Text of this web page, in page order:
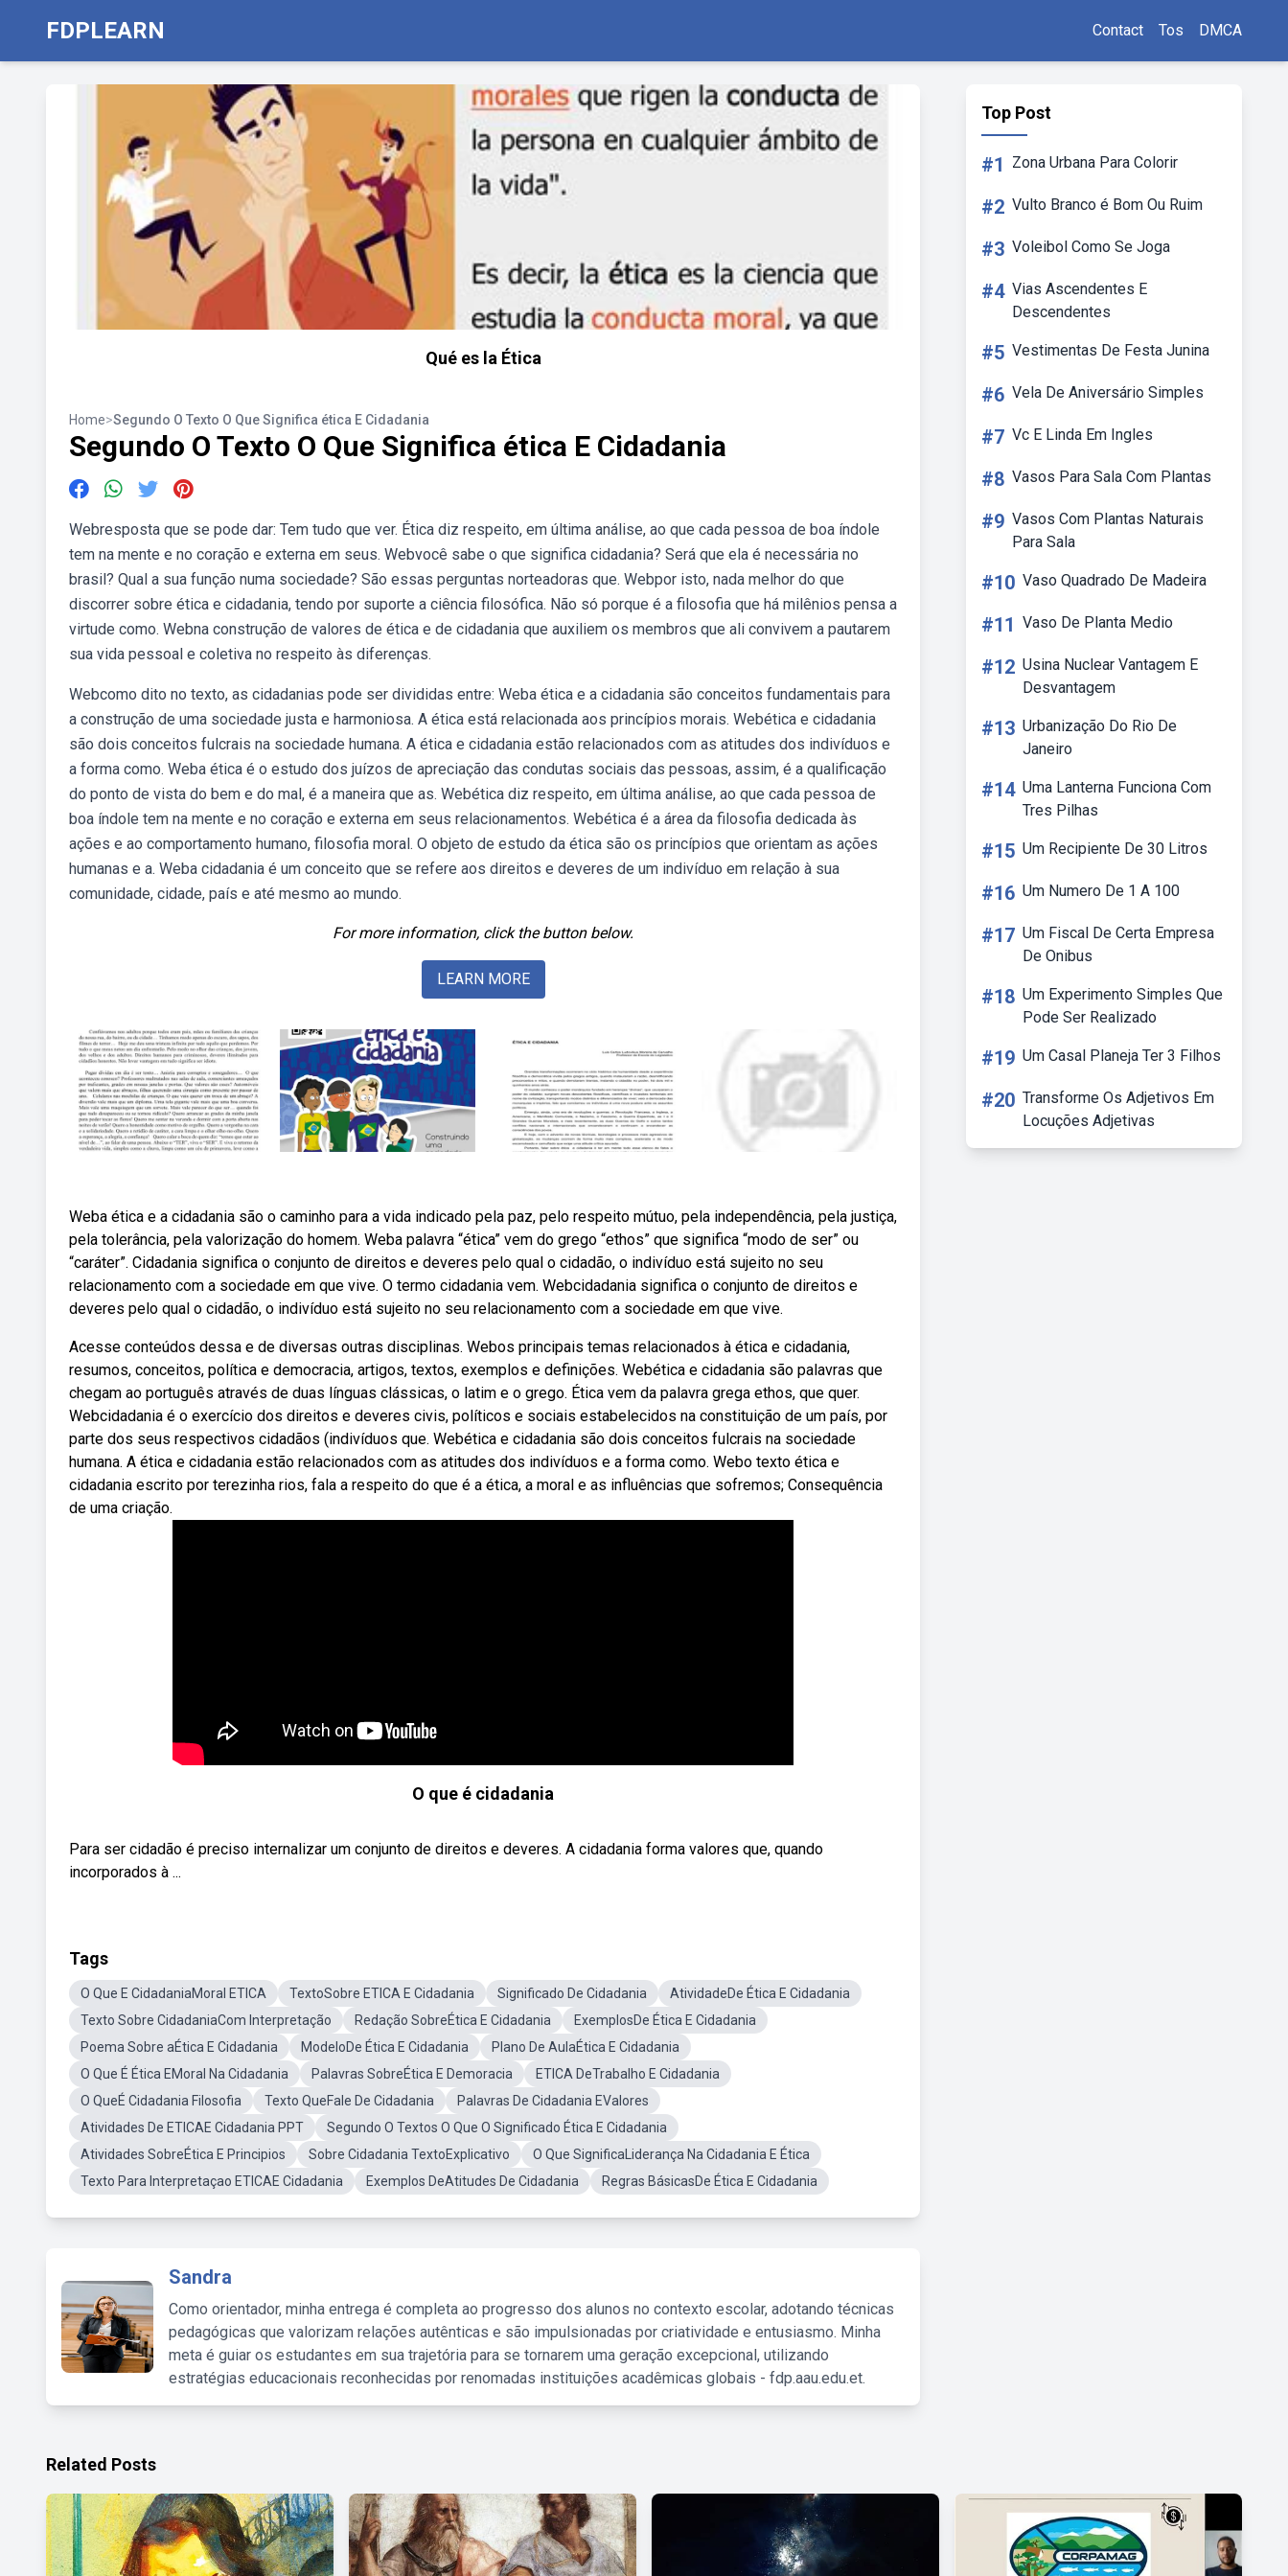
FDPLEARN Contact Tos DMCA
Qué es la Ética
Home>Segundo O Texto O Que Significa ética E Cidadania
Segundo O Texto O Que Significa ética E Cidadania
Webresposta que se pode dar: Tem tudo que ver. Ética diz respeito, em última análise, ao que cada pessoa de boa índole
tem na mente e no coração e externa em seus. Webvocê sabe o que significa cidadania? Será que ela é necessária no
brasil? Qual a sua função numa sociedade? São essas perguntas norteadoras que. Webpor isto, nada melhor do que
discorrer sobre ética e cidadania, tendo por suporte a ciência filosófica. Não só porque é a filosofia que há milênios pensa a
virtude como. Webna construção de valores de ética e de cidadania que auxiliem os membros que ali convivem a pautarem
sua vida pessoal e coletiva no respeito às diferenças.
Webcomo dito no texto, as cidadanias pode ser divididas entre: Weba ética e a cidadania são conceitos fundamentais para
a construção de uma sociedade justa e harmoniosa. A ética está relacionada aos princípios morais. Webética e cidadania
são dois conceitos fulcrais na sociedade humana. A ética e cidadania estão relacionados com as atitudes dos indivíduos e
a forma como. Weba ética é o estudo dos juízos de apreciação das condutas sociais das pessoas, assim, é a qualificação
do ponto de vista do bem e do mal, é a maneira que as. Webética diz respeito, em última análise, ao que cada pessoa de
boa índole tem na mente e no coração e externa em seus relacionamentos. Webética é a área da filosofia dedicada às
ações e ao comportamento humano, filosofia moral. O objeto de estudo da ética são os princípios que orientam as ações
humanas e a. Weba cidadania é um conceito que se refere aos direitos e deveres de um indivíduo em relação à sua
comunidade, cidade, país e até mesmo ao mundo.
For more information, click the button below.
LEARN MORE
Weba ética e a cidadania são o caminho para a vida indicado pela paz, pelo respeito mútuo, pela independência, pela justiça,
pela tolerância, pela valorização do homem. Weba palavra “ética” vem do grego “ethos” que significa “modo de ser” ou
“caráter”. Cidadania significa o conjunto de direitos e deveres pelo qual o cidadão, o indivíduo está sujeito no seu
relacionamento com a sociedade em que vive. O termo cidadania vem. Webcidadania significa o conjunto de direitos e
deveres pelo qual o cidadão, o indivíduo está sujeito no seu relacionamento com a sociedade em que vive.
Acesse conteúdos dessa e de diversas outras disciplinas. Webos principais temas relacionados à ética e cidadania,
resumos, conceitos, política e democracia, artigos, textos, exemplos e definições. Webética e cidadania são palavras que
chegam ao português através de duas línguas clássicas, o latim e o grego. Ética vem da palavra grega ethos, que quer.
Webcidadania é o exercício dos direitos e deveres civis, políticos e sociais estabelecidos na constituição de um país, por
parte dos seus respectivos cidadãos (indivíduos que. Webética e cidadania são dois conceitos fulcrais na sociedade
humana. A ética e cidadania estão relacionados com as atitudes dos indivíduos e a forma como. Webo texto ética e
cidadania escrito por terezinha rios, fala a respeito do que é a ética, a moral e as influências que sofremos; Consequência
de uma criação.
O que é cidadania
Para ser cidadão é preciso internalizar um conjunto de direitos e deveres. A cidadania forma valores que, quando
incorporados à ...
Tags
O Que E CidadaniaMoral ETICA TextoSobre ETICA E Cidadania Significado De Cidadania
AtividadeDe Ética E Cidadania
Texto Sobre CidadaniaCom Interpretação
Redação SobreÉtica E Cidadania
ExemplosDe Ética E Cidadania
Poema Sobre aÉtica E Cidadania
ModeloDe Ética E Cidadania
Plano De AulaÉtica E Cidadania
O Que É Ética EMoral Na Cidadania
Palavras SobreÉtica E Demoracia
ETICA DeTrabalho E Cidadania
O QueÉ Cidadania Filosofia
Texto QueFale De Cidadania
Palavras De Cidadania EValores
Atividades De ETICAE Cidadania PPT
Segundo O Textos O Que O Significado Ética E Cidadania
Atividades SobreÉtica E Principios
Sobre Cidadania TextoExplicativo
O Que SignificaLiderança Na Cidadania E Ética
Texto Para Interpretaçao ETICAE Cidadania
Exemplos DeAtitudes De Cidadania Regras BásicasDe Ética E Cidadania
Sandra
Como orientador, minha entrega é completa ao progresso dos alunos no contexto escolar, adotando técnicas
pedagógicas que valorizam relações autênticas e são impulsionadas por criatividade e entusiasmo. Minha
meta é guiar os estudantes em sua trajetória para se tornarem uma geração excepcional, utilizando
estratégias educacionais reconhecidas por renomadas instituições acadêmicas globais - fdp.aau.edu.et.
Top Post
#1 Zona Urbana Para Colorir
#2 Vulto Branco é Bom Ou Ruim
#3 Voleibol Como Se Joga
#4 Vias Ascendentes E
Descendentes
#5 Vestimentas De Festa Junina
#6 Vela De Aniversário Simples
#7 Vc E Linda Em Ingles
#8 Vasos Para Sala Com Plantas
#9 Vasos Com Plantas Naturais
Para Sala
#10 Vaso Quadrado De Madeira
#11 Vaso De Planta Medio
#12 Usina Nuclear Vantagem E
Desvantagem
#13 Urbanização Do Rio De
Janeiro
#14 Uma Lanterna Funciona Com
Tres Pilhas
#15 Um Recipiente De 30 Litros
#16 Um Numero De 1 A 100
#17 Um Fiscal De Certa Empresa
De Onibus
#18 Um Experimento Simples Que
Pode Ser Realizado
#19 Um Casal Planeja Ter 3 Filhos
#20 Transforme Os Adjetivos Em
Locuções Adjetivas
Related Posts